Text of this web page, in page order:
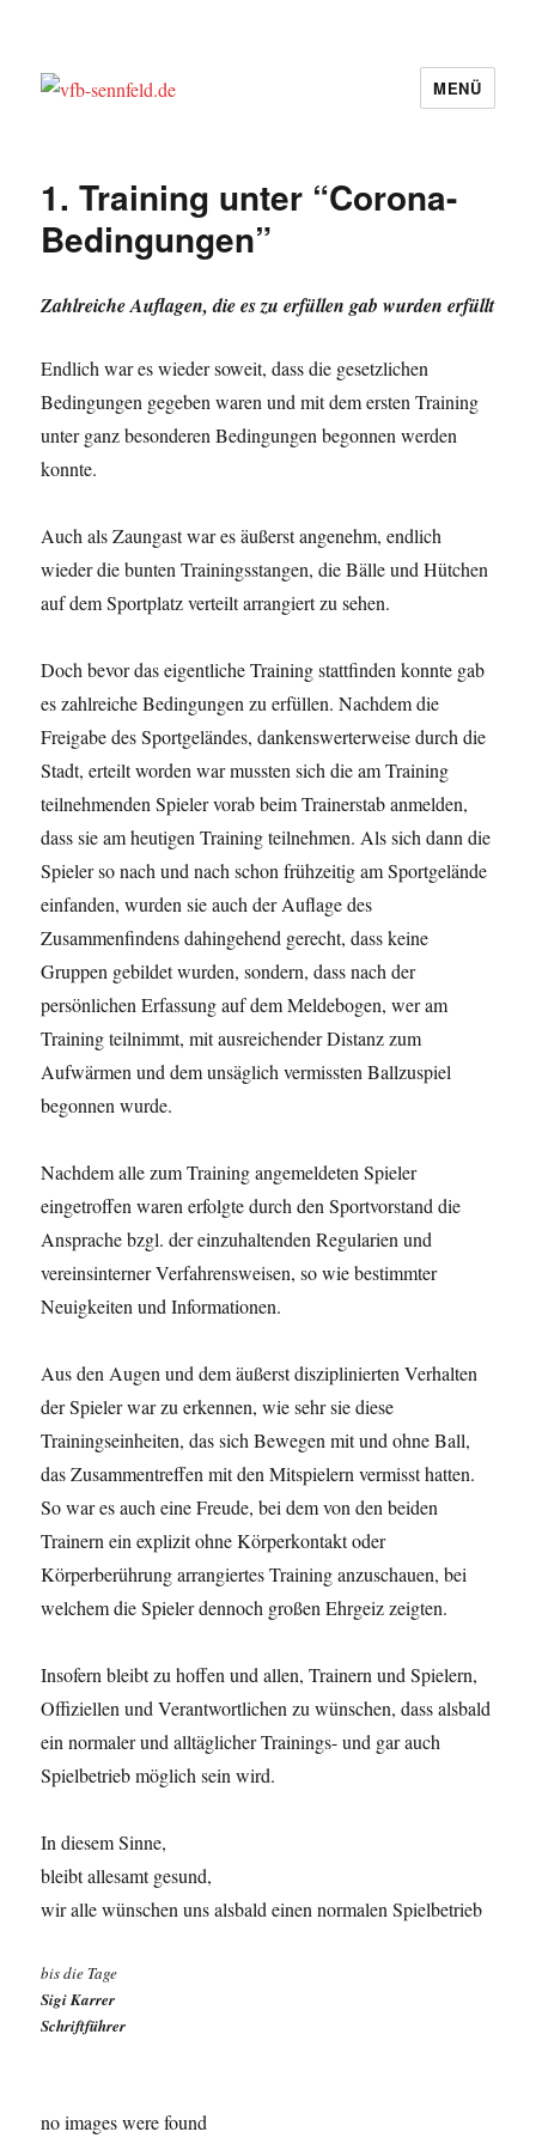
MENÜ
1. Training unter “Corona-
Bedingungen”
Zahlreiche Auflagen, die es zu erfüllen gab wurden erfüllt
Endlich war es wieder soweit, dass die gesetzlichen
Bedingungen gegeben waren und mit dem ersten Training
unter ganz besonderen Bedingungen begonnen werden
konnte.
Auch als Zaungast war es äußerst angenehm, endlich
wieder die bunten Trainingsstangen, die Bälle und Hütchen
auf dem Sportplatz verteilt arrangiert zu sehen.
Doch bevor das eigentliche Training stattfinden konnte gab
es zahlreiche Bedingungen zu erfüllen. Nachdem die
Freigabe des Sportgeländes, dankenswerterweise durch die
Stadt, erteilt worden war mussten sich die am Training
teilnehmenden Spieler vorab beim Trainerstab anmelden,
dass sie am heutigen Training teilnehmen. Als sich dann die
Spieler so nach und nach schon frühzeitig am Sportgelände
einfanden, wurden sie auch der Auflage des
Zusammenfindens dahingehend gerecht, dass keine
Gruppen gebildet wurden, sondern, dass nach der
persönlichen Erfassung auf dem Meldebogen, wer am
Training teilnimmt, mit ausreichender Distanz zum
Aufwärmen und dem unsäglich vermissten Ballzuspiel
begonnen wurde.
Nachdem alle zum Training angemeldeten Spieler
eingetroffen waren erfolgte durch den Sportvorstand die
Ansprache bzgl. der einzuhaltenden Regularien und
vereinsinterner Verfahrensweisen, so wie bestimmter
Neuigkeiten und Informationen.
Aus den Augen und dem äußerst disziplinierten Verhalten
der Spieler war zu erkennen, wie sehr sie diese
Trainingseinheiten, das sich Bewegen mit und ohne Ball,
das Zusammentreffen mit den Mitspielern vermisst hatten.
So war es auch eine Freude, bei dem von den beiden
Trainern ein explizit ohne Körperkontakt oder
Körperberührung arrangiertes Training anzuschauen, bei
welchem die Spieler dennoch großen Ehrgeiz zeigten.
Insofern bleibt zu hoffen und allen, Trainern und Spielern,
Offiziellen und Verantwortlichen zu wünschen, dass alsbald
ein normaler und alltäglicher Trainings- und gar auch
Spielbetrieb möglich sein wird.
In diesem Sinne,
bleibt allesamt gesund,
wir alle wünschen uns alsbald einen normalen Spielbetrieb
bis die Tage
Sigi Karrer
Schriftführer
no images were found